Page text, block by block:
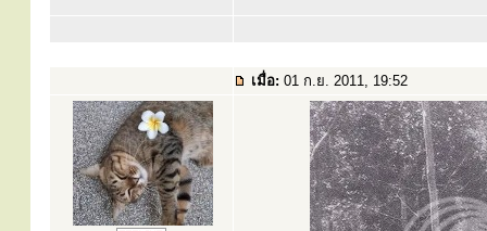
เมื่อ: 01 ก.ย. 2011, 19:52